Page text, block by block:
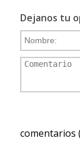
Dejanos tu
comentarios